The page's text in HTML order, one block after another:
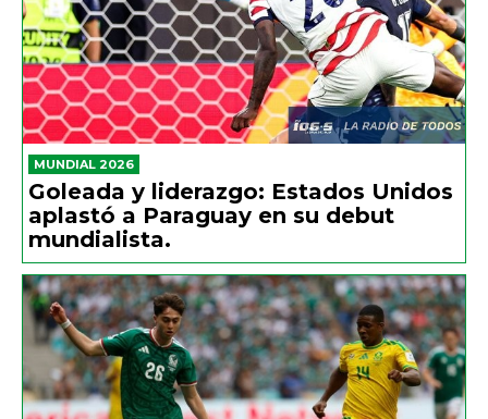
MUNDIAL 2026
Goleada y liderazgo: Estados Unidos
aplastó a Paraguay en su debut
mundialista.